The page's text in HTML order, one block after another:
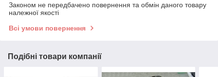
Законом не передбачено повернення та обмін даного товару
належної якості
Всі умови повернення
Подібні товари компанії